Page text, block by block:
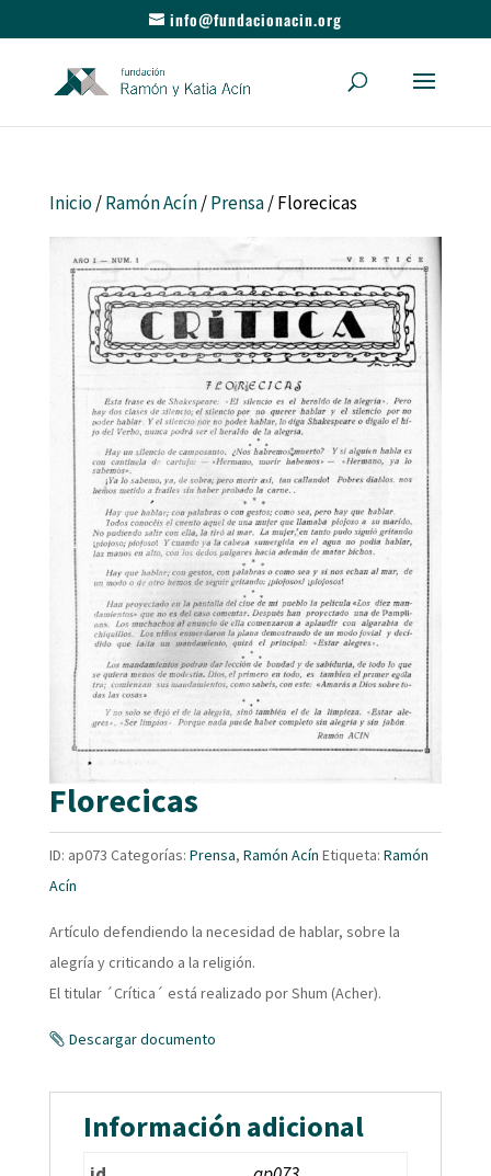
info@fundacionacin.org
Inicio/Ramón Acín/Prensa/ Florecicas
Florecicas
ID: ap073 Categorías: Prensa, Ramón Acín Etiqueta: Ramón
Acín
Artículo defendiendo la necesidad de hablar, sobre la
alegría y criticando a la religión.
El titular ´Crítica´ está realizado por Shum (Acher).
Descargar documento
Información adicional